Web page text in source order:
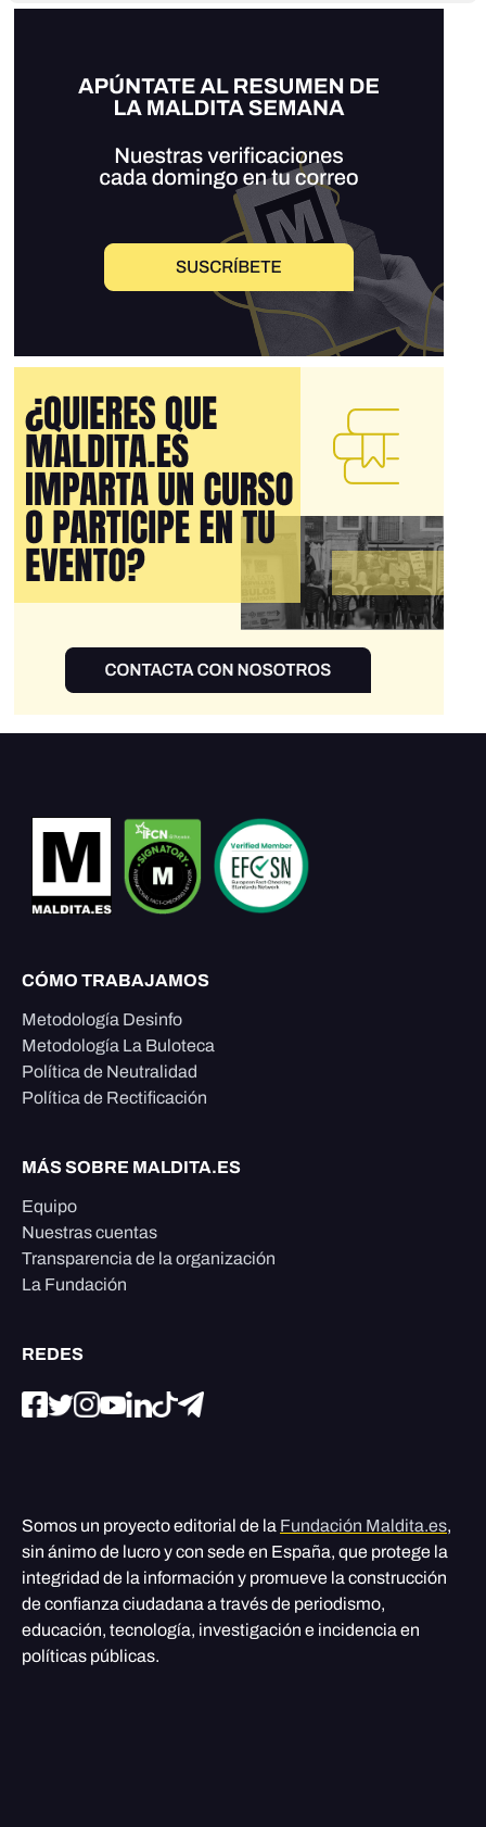
CÓMO TRABAJAMOS
Metodología Desinfo
Metodología La Buloteca
Política de Neutralidad
Política de Rectificación
MÁS SOBRE MALDITA.ES
Equipo
Nuestras cuentas
Transparencia de la organización
La Fundación
REDES
Somos un proyecto editorial de la Fundación Maldita.es,
sin ánimo de lucro y con sede en España, que protege la
integridad de la información y promueve la construcción
de confianza ciudadana a través de periodismo,
educación, tecnología, investigación e incidencia en
políticas públicas.